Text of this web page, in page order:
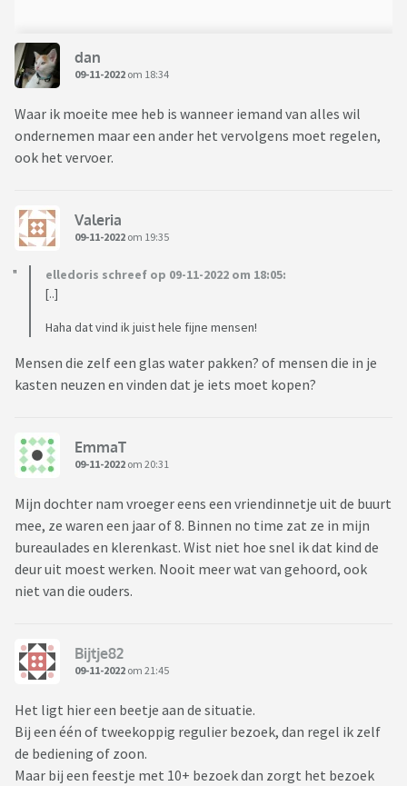
dan
09-11-2022 om 18:34
Waar ik moeite mee heb is wanneer iemand van alles wil
ondernemen maar een ander het vervolgens moet regelen,
ook het vervoer.
Valeria
09-11-2022 om 19:35
elledoris schreef op 09-11-2022 om 18:05:
[..]
Haha dat vind ik juist hele fijne mensen!
Mensen die zelf een glas water pakken? of mensen die in je
kasten neuzen en vinden dat je iets moet kopen?
EmmaT
09-11-2022 om 20:31
Mijn dochter nam vroeger eens een vriendinnetje uit de buurt
mee, ze waren een jaar of 8. Binnen no time zat ze in mijn
bureaulades en klerenkast. Wist niet hoe snel ik dat kind de
deur uit moest werken. Nooit meer wat van gehoord, ook
niet van die ouders.
Bijtje82
09-11-2022 om 21:45
Het ligt hier een beetje aan de situatie.
Bij een één of tweekoppig regulier bezoek, dan regel ik zelf
de bediening of zoon.
Maar bij een feestje met 10+ bezoek dan zorgt het bezoek